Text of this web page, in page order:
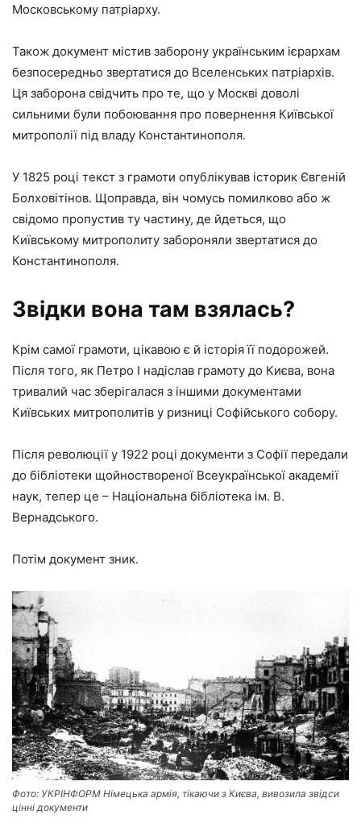
Московському патріарху.
Також документ містив заборону українським ієрархам
безпосередньо звертатися до Вселенських патріархів.
Ця заборона свідчить про те, що у Москві доволі
сильними були побоювання про повернення Київської
митрополії під владу Константинополя.
У 1825 році текст з грамоти опублікував історик Євгеній
Болховітінов. Щоправда, він чомусь помилково або ж
свідомо пропустив ту частину, де йдеться, що
Київському митрополиту забороняли звертатися до
Константинополя.
Звідки вона там взялась?
Крім самої грамоти, цікавою є й історія її подорожей.
Після того, як Петро І надіслав грамоту до Києва, вона
тривалий час зберігалася з іншими документами
Київських митрополитів у ризниці Софійського собору.
Після революції у 1922 році документи з Софії передали
до бібліотеки щойноствореної Всеукраїнської академії
наук, тепер це – Національна бібліотека ім. В.
Вернадського.
Потім документ зник.
Фото: УКРІНФОРМ Німецька армія, тікаючи з Києва, вивозила звідси
цінні документи